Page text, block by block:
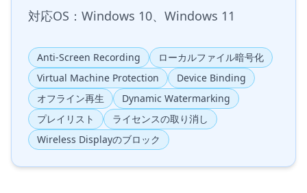
対応OS：Windows 10、Windows 11
Anti-Screen Recording
ローカルファイル暗号化
Virtual Machine Protection
Device Binding
オフライン再生
Dynamic Watermarking
プレイリスト
ライセンスの取り消し
Wireless Displayのブロック